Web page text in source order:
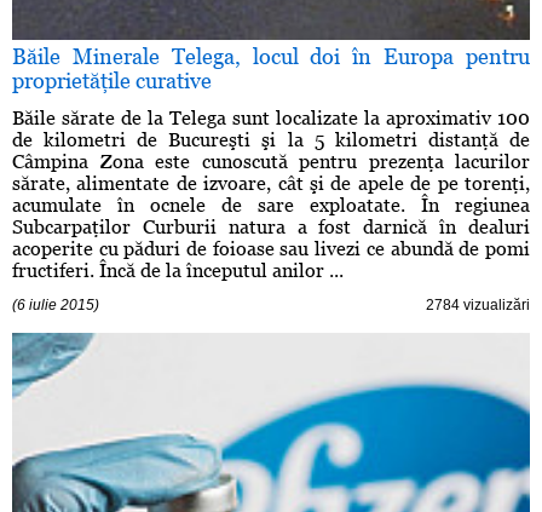
Băile Minerale Telega, locul doi în Europa pentru
proprietăţile curative
Băile sărate de la Telega sunt localizate la aproximativ 100
de kilometri de Bucureşti şi la 5 kilometri distanţă de
Câmpina Zona este cunoscută pentru prezenţa lacurilor
sărate, alimentate de izvoare, cât şi de apele de pe torenţi,
acumulate în ocnele de sare exploatate. În regiunea
Subcarpaţilor Curburii natura a fost darnică în dealuri
acoperite cu păduri de foioase sau livezi ce abundă de pomi
fructiferi. Încă de la începutul anilor ...
(6 iulie 2015) 2784 vizualizări